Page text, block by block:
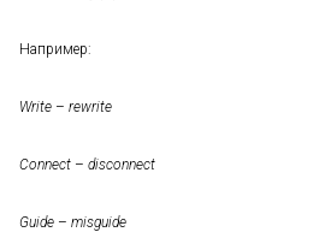
Например:
Write – rewrite
Connect – disconnect
Guide – misguide